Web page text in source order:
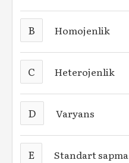
B Homojenlik
C Heterojenlik
D Varyans
E Standart sapma